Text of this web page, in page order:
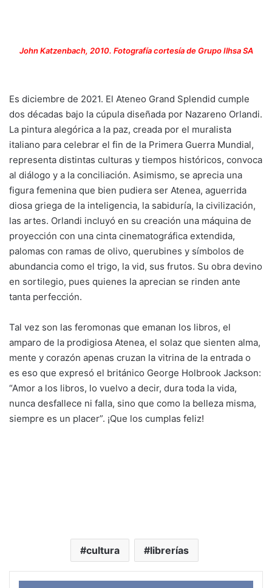
John Katzenbach, 2010. Fotografía cortesía de Grupo Ilhsa SA
Es diciembre de 2021. El Ateneo Grand Splendid cumple
dos décadas bajo la cúpula diseñada por Nazareno Orlandi.
La pintura alegórica a la paz, creada por el muralista
italiano para celebrar el fin de la Primera Guerra Mundial,
representa distintas culturas y tiempos históricos, convoca
al diálogo y a la conciliación. Asimismo, se aprecia una
figura femenina que bien pudiera ser Atenea, aguerrida
diosa griega de la inteligencia, la sabiduría, la civilización,
las artes. Orlandi incluyó en su creación una máquina de
proyección con una cinta cinematográfica extendida,
palomas con ramas de olivo, querubines y símbolos de
abundancia como el trigo, la vid, sus frutos. Su obra devino
en sortilegio, pues quienes la aprecian se rinden ante
tanta perfección.
Tal vez son las feromonas que emanan los libros, el
amparo de la prodigiosa Atenea, el solaz que sienten alma,
mente y corazón apenas cruzan la vitrina de la entrada o
es eso que expresó el británico George Holbrook Jackson:
“Amor a los libros, lo vuelvo a decir, dura toda la vida,
nunca desfallece ni falla, sino que como la belleza misma,
siempre es un placer”. ¡Que los cumplas feliz!
cultura librerías